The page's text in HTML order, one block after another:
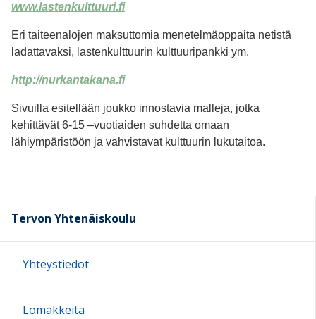
www.lastenkulttuuri.fi
Eri taiteenalojen maksuttomia menetelmäoppaita netistä
ladattavaksi, lastenkulttuurin kulttuuripankki ym.
http://nurkantakana.fi
Sivuilla esitellään joukko innostavia malleja, jotka
kehittävät 6-15 –vuotiaiden suhdetta omaan
lähiympäristöön ja vahvistavat kulttuurin lukutaitoa.
Tervon Yhtenäiskoulu
Yhteystiedot
Lomakkeita